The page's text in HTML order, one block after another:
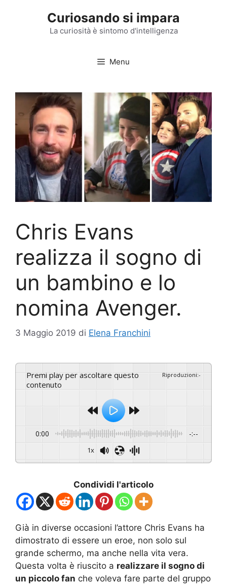
Curiosando si impara
La curiosità è sintomo d'intelligenza
Menu
Chris Evans
realizza il sogno di
un bambino e lo
nomina Avenger.
3 Maggio 2019 di Elena Franchini
Premi play per ascoltare questo
contenuto
Riproduzioni:-
0:00 -:--
1x
Condividi l'articolo
Già in diverse occasioni l’attore Chris Evans ha
dimostrato di essere un eroe, non solo sul
grande schermo, ma anche nella vita vera.
Questa volta è riuscito a realizzare il sogno di
un piccolo fan che voleva fare parte del gruppo